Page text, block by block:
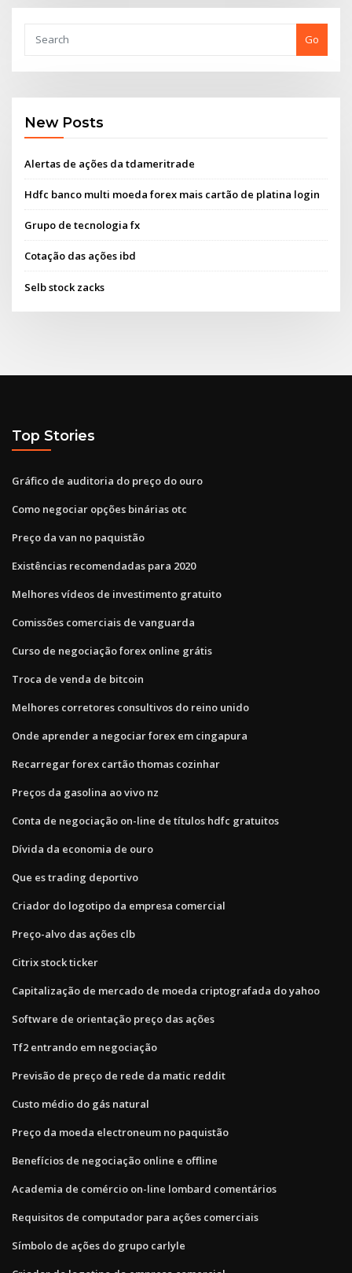
Go
New Posts
Alertas de ações da tdameritrade
Hdfc banco multi moeda forex mais cartão de platina login
Grupo de tecnologia fx
Cotação das ações ibd
Selb stock zacks
Top Stories
Gráfico de auditoria do preço do ouro
Como negociar opções binárias otc
Preço da van no paquistão
Existências recomendadas para 2020
Melhores vídeos de investimento gratuito
Comissões comerciais de vanguarda
Curso de negociação forex online grátis
Troca de venda de bitcoin
Melhores corretores consultivos do reino unido
Onde aprender a negociar forex em cingapura
Recarregar forex cartão thomas cozinhar
Preços da gasolina ao vivo nz
Conta de negociação on-line de títulos hdfc gratuitos
Dívida da economia de ouro
Que es trading deportivo
Criador do logotipo da empresa comercial
Preço-alvo das ações clb
Citrix stock ticker
Capitalização de mercado de moeda criptografada do yahoo
Software de orientação preço das ações
Tf2 entrando em negociação
Previsão de preço de rede da matic reddit
Custo médio do gás natural
Preço da moeda electroneum no paquistão
Benefícios de negociação online e offline
Academia de comércio on-line lombard comentários
Requisitos de computador para ações comerciais
Símbolo de ações do grupo carlyle